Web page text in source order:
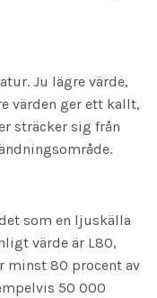
Ju lägre värde,
värden ger ett kallt,
sträcker sig från
som en ljuskälla
värde är L80,
minst 80 procent av
50 000